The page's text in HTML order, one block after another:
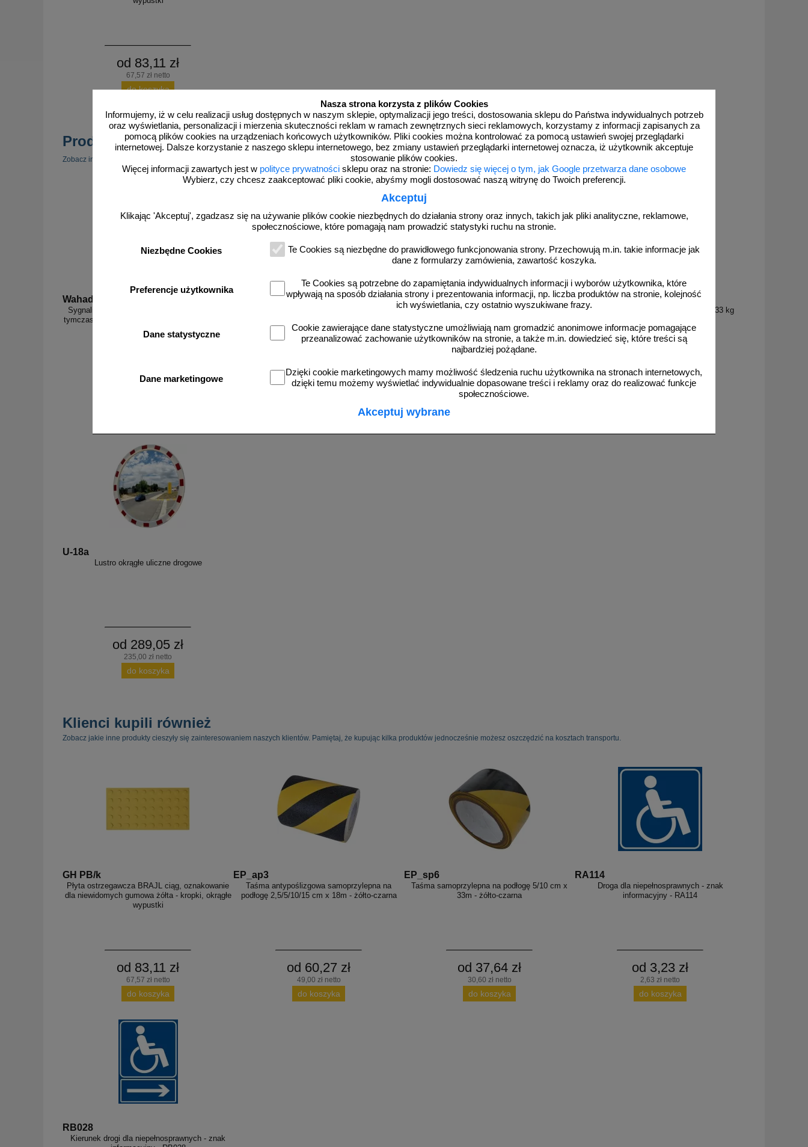
Nasza strona korzysta z plików Cookies
Informujemy, iż w celu realizacji usług dostępnych w naszym sklepie, optymalizacji jego treści, dostosowania sklepu do Państwa indywidualnych potrzeb
oraz wyświetlania, personalizacji i mierzenia skuteczności reklam w ramach zewnętrznych sieci reklamowych, korzystamy z informacji zapisanych za
pomocą plików cookies na urządzeniach końcowych użytkowników. Pliki cookies można kontrolować za pomocą ustawień swojej przeglądarki
internetowej. Dalsze korzystanie z naszego sklepu internetowego, bez zmiany ustawień przeglądarki internetowej oznacza, iż użytkownik akceptuje
stosowanie plików cookies.
Więcej informacji zawartych jest w polityce prywatności sklepu oraz na stronie: Dowiedz się więcej o tym, jak Google przetwarza dane osobowe
Wybierz, czy chcesz zaakceptować pliki cookie, abyśmy mogli dostosować naszą witrynę do Twoich preferencji.
Akceptuj
Klikając 'Akceptuj', zgadzasz się na używanie plików cookie niezbędnych do działania strony oraz innych, takich jak pliki analityczne, reklamowe,
społecznościowe, które pomagają nam prowadzić statystyki ruchu na stronie.
Niezbędne Cookies
Te Cookies są niezbędne do prawidłowego funkcjonowania strony. Przechowują m.in. takie informacje jak
dane z formularzy zamówienia, zawartość koszyka.
Preferencje użytkownika
Te Cookies są potrzebne do zapamiętania indywidualnych informacji i wyborów użytkownika, które
wpływają na sposób działania strony i prezentowania informacji, np. liczba produktów na stronie, kolejność
ich wyświetlania, czy ostatnio wyszukiwane frazy.
Dane statystyczne
Cookie zawierające dane statystyczne umożliwiają nam gromadzić anonimowe informacje pomagające
przeanalizować zachowanie użytkowników na stronie, a także m.in. dowiedzieć się, które treści są
najbardziej pożądane.
Dane marketingowe
Dzięki cookie marketingowych mamy możliwość śledzenia ruchu użytkownika na stronach internetowych,
dzięki temu możemy wyświetlać indywidualnie dopasowane treści i reklamy oraz do realizować funkcje
społecznościowe.
Akceptuj wybrane
od 83,11 zł
67,57 zł netto
do koszyka
Produkty popularne
Zobacz inne popularne produkty w tej kategorii.
Wahadlo 20 min
Sygnalizacja świetlna drogowa z minutnikiem,
tymczasowa, LED, bezprzewodowa, wahadłowa,
lampy 20 cm - komplet
3D_MP-DP1
Radarowy wyświetlacz prędkości, radar drogowy
3D_MP-DP6
Radarowy wyświetlacz prędkości, radar drogowy
FR_338
Farba drogowa Kontur biała 5/7,5/15/33 kg
od 178,35 zł
U-18a
Lustro okrągłe uliczne drogowe
od 289,05 zł
235,00 zł netto
do koszyka
Klienci kupili również
Zobacz jakie inne produkty cieszyły się zainteresowaniem naszych klientów. Pamiętaj, że kupując kilka produktów jednocześnie możesz oszczędzić na kosztach transportu.
GH PB/k
Płyta ostrzegawcza BRAJL ciąg, oznakowanie
dla niewidomych gumowa żółta - kropki, okrągłe
wypustki
od 83,11 zł
67,57 zł netto
do koszyka
EP_ap3
Taśma antypoślizgowa samoprzylepna na
podłogę 2,5/5/10/15 cm x 18m - żółto-czarna
od 60,27 zł
49,00 zł netto
do koszyka
EP_sp6
Taśma samoprzylepna na podłogę 5/10 cm x
33m - żółto-czarna
od 37,64 zł
30,60 zł netto
do koszyka
RA114
Droga dla niepełnosprawnych - znak
informacyjny - RA114
od 3,23 zł
2,63 zł netto
do koszyka
RB028
Kierunek drogi dla niepełnosprawnych - znak